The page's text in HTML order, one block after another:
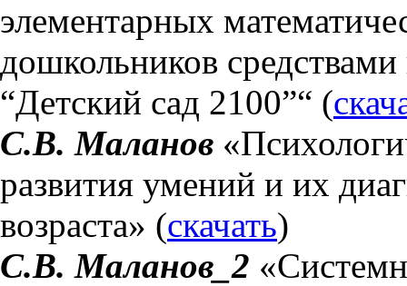
элементарных
дошкольников
“Детский сад 2100”“ (
С.В. Маланов
развития умений и их
возраста» (скачать)
С.В. Маланов_2